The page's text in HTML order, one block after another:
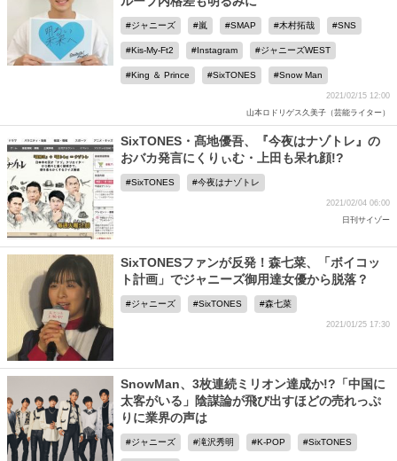
ジャニーズ 嵐 SMAP 木村拓哉 SNS
Kis-My-Ft2 Instagram ジャニーズWEST
King ＆ Prince SixTONES Snow Man
2021/02/15 12:00
山本ロドリゲス久美子（芸能ライター）
SixTONES・髙地優吾、『今夜はナゾトレ』の
おバカ発言にくりぃむ・上田も呆れ顔!?
SixTONES 今夜はナゾトレ
2021/02/04 06:00
日刊サイゾー
SixTONESファンが反発！森七菜、「ボイコッ
ト計画」でジャニーズ御用達女優から脱落？
ジャニーズ SixTONES 森七菜
2021/01/25 17:30
SnowMan、3枚連続ミリオン達成か!?「中国に
太客がいる」陰謀論が飛び出すほどの売れっぷ
りに業界の声は
ジャニーズ 滝沢秀明 K-POP SixTONES